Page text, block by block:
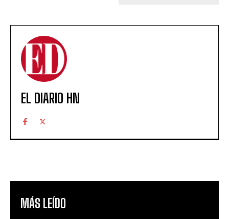
EL DIARIO HN
MÁS LEÍDO